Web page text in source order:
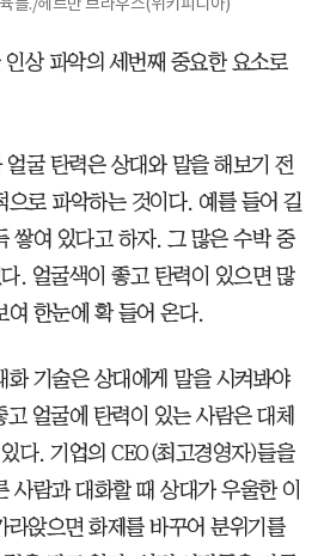
상 파악의 세번째 중요한 요소로
얼굴 탄력은 상대와 말을 해보기 전
으로 파악하는 것이다. 예를 들어 길
쌓여 있다고 하자. 그 많은 수박 중
. 얼굴색이 좋고 탄력이 있으면 많
여 한눈에 확 들어 온다.
화 기술은 상대에게 말을 시켜봐야
얼굴에 탄력이 있는 사람은 대체
다. 기업의 CEO(최고경영자)들을
사람과 대화할 때 상대가 우울한 이
라앉으면 화제를 바꾸어 분위기를